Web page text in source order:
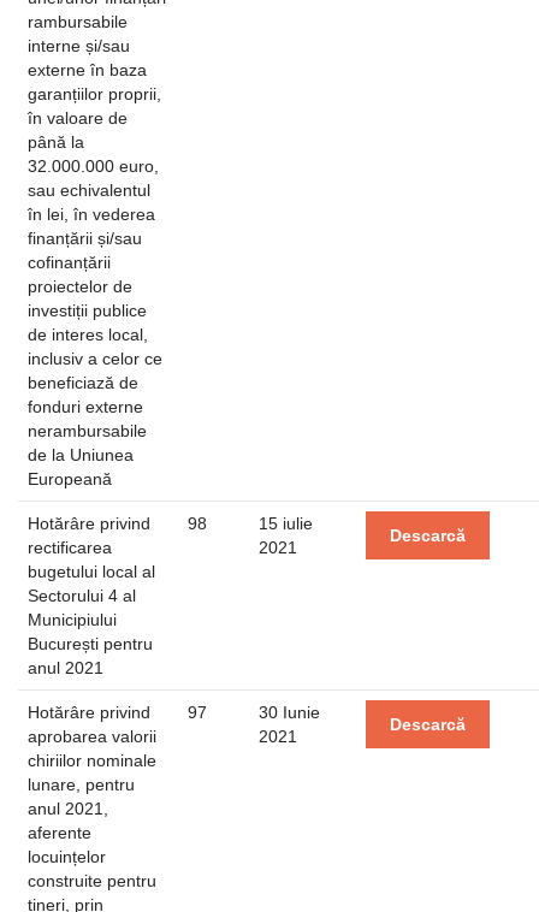
rambursabile
interne și/sau
externe în baza
garanțiilor proprii,
în valoare de
până la
32.000.000 euro,
sau echivalentul
în lei, în vederea
finanțării și/sau
cofinanțării
proiectelor de
investiții publice
de interes local,
inclusiv a celor ce
beneficiază de
fonduri externe
nerambursabile
de la Uniunea
Europeană
Hotărâre privind
rectificarea
bugetului local al
Sectorului 4 al
Municipiului
București pentru
anul 2021
98
15 iulie
2021
Descarcă
Hotărâre privind
aprobarea valorii
chiriilor nominale
lunare, pentru
anul 2021,
aferente
locuințelor
construite pentru
tineri, prin
97
30 Iunie
2021
Descarcă